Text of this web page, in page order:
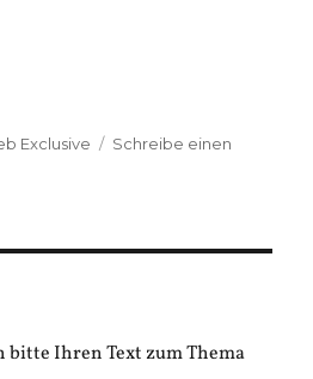
Exclusive
Schreibe einen
bitte Ihren Text zum Thema